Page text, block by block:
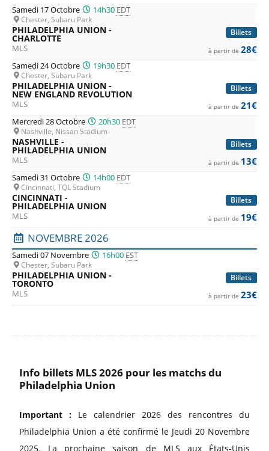
Samedi 17 Octobre 14h30 EDT
Chester, Subaru Park
Billets
PHILADELPHIA UNION -
CHARLOTTE
MLS à partir de 28€
Samedi 24 Octobre 19h30 EDT
Chester, Subaru Park
Billets
PHILADELPHIA UNION -
NEW ENGLAND REVOLUTION
MLS à partir de 21€
Mercredi 28 Octobre 20h30 EDT
Nashville, Nissan Stadium
Billets
NASHVILLE -
PHILADELPHIA UNION
MLS à partir de 13€
Samedi 31 Octobre 14h00 EDT
Cincinnati, TQL Stadium
Billets
CINCINNATI -
PHILADELPHIA UNION
MLS à partir de 19€
NOVEMBRE 2026
Samedi 07 Novembre 16h00 EST
Chester, Subaru Park
Billets
PHILADELPHIA UNION -
TORONTO
MLS à partir de 23€
Info billets MLS 2026 pour les matchs du
Philadelphia Union
Important : Le calendrier 2026 des rencontres du
Philadelphia Union a été confirmé le Jeudi 20 Novembre
2025. La prochaine saison de MLS aux États-Unis